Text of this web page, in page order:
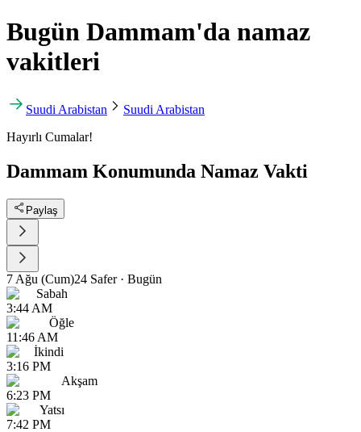
Bugün Dammam'da namaz
vakitleri
Suudi Arabistan
Suudi Arabistan
Hayırlı Cumalar!
Dammam Konumunda Namaz Vakti
Paylaş
7 Ağu (Cum)24 Safer· Bugün
Sabah
3:44 AM
Öğle
11:46 AM
İkindi
3:16 PM
Akşam
6:23 PM
Yatsı
7:42 PM